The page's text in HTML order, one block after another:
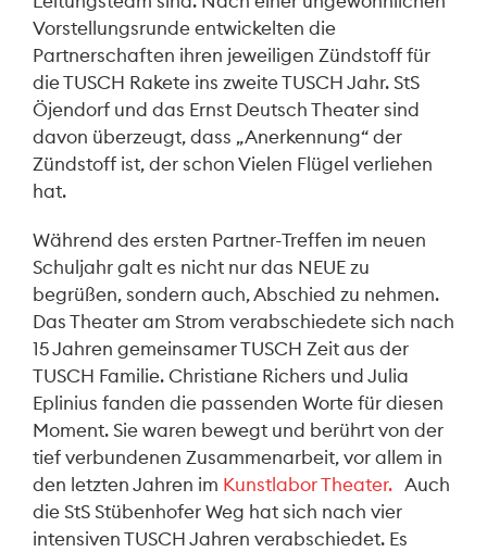
Vorstellungsrunde entwickelten die
Partnerschaften ihren jeweiligen Zündstoff für
die TUSCH Rakete ins zweite TUSCH Jahr. StS
Öjendorf und das Ernst Deutsch Theater sind
davon überzeugt, dass „Anerkennung“ der
Zündstoff ist, der schon Vielen Flügel verliehen
hat.
Während des ersten Partner-Treffen im neuen
Schuljahr galt es nicht nur das NEUE zu
begrüßen, sondern auch, Abschied zu nehmen.
Das Theater am Strom verabschiedete sich nach
15 Jahren gemeinsamer TUSCH Zeit aus der
TUSCH Familie. Christiane Richers und Julia
Eplinius fanden die passenden Worte für diesen
Moment. Sie waren bewegt und berührt von der
tief verbundenen Zusammenarbeit, vor allem in
den letzten Jahren im Kunstlabor Theater. Auch
die StS Stübenhofer Weg hat sich nach vier
intensiven TUSCH Jahren verabschiedet. Es